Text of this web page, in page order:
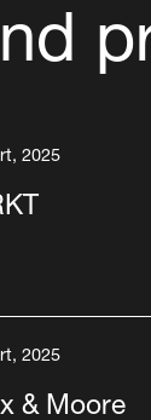
2025
& Moore
2025